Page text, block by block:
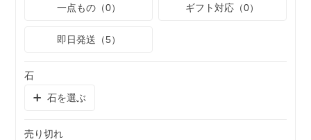
一点もの（0）
ギフト対応（0）
即日発送（5）
石
石を選ぶ
売り切れ